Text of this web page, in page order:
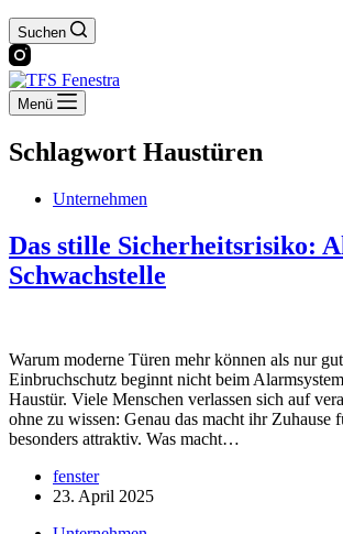
Suchen
Menü
Schlagwort Haustüren
Unternehmen
Das stille Sicherheitsrisiko:
Schwachstelle
Warum moderne Türen mehr können als nur gut
Einbruchschutz beginnt nicht beim
Haustür. Viele Menschen verlassen sich auf
ohne zu wissen: Genau das macht ihr Zuhause
besonders attraktiv. Was macht…
fenster
23. April 2025